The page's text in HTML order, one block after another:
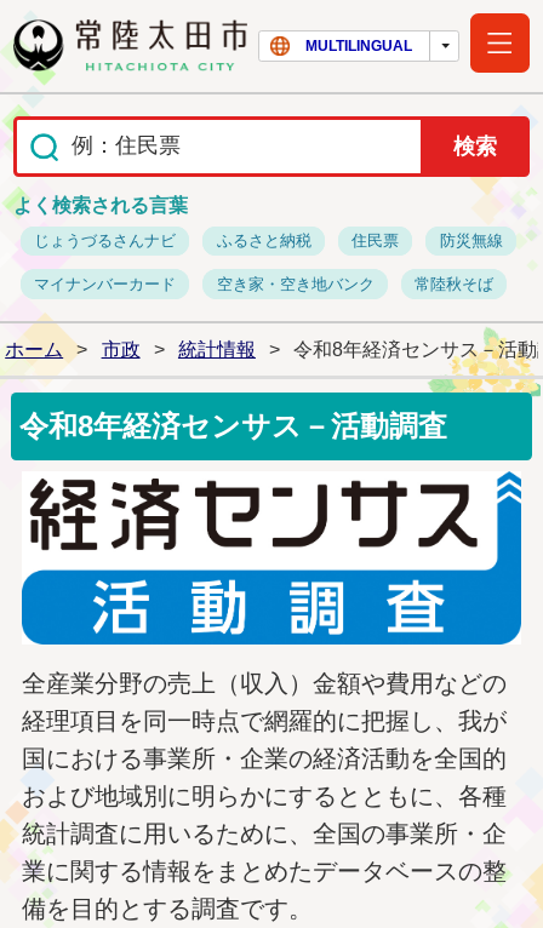
常陸太田市ホー
MULTILINGUAL
よく検索される言葉
じょうづるさんナビ ふるさと納税 住民票 防災無線
マイナンバーカード 空き家・空き地バンク 常陸秋そば
ホーム > 市政 > 統計情報 > 令和8年経済センサス－活動
令和8年経済センサス－活動調査
全産業分野の売上（収入）金額や費用などの
経理項目を同一時点で網羅的に把握し、我が
国における事業所・企業の経済活動を全国的
および地域別に明らかにするとともに、各種
統計調査に用いるために、全国の事業所・企
業に関する情報をまとめたデータベースの整
備を目的とする調査です。